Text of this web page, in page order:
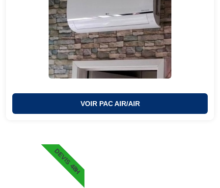
VOIR PAC AIR/AIR
DEVIS 48H